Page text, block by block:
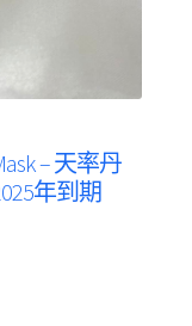
– 天率丹
年到期